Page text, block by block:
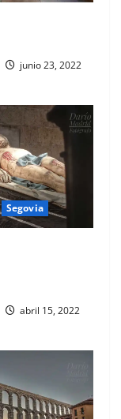
junio 23, 2022
Segovia
abril 15, 2022